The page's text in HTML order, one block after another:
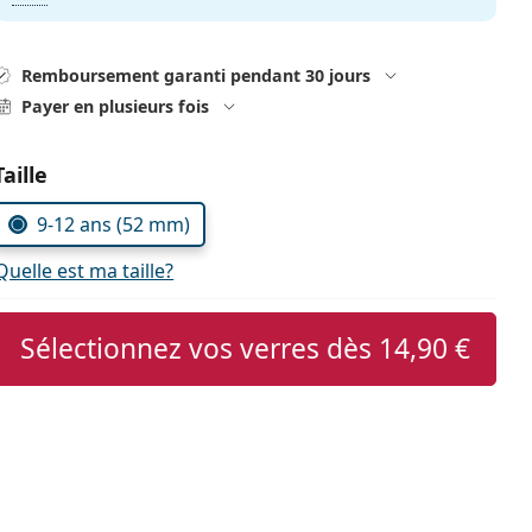
Remboursement garanti pendant 30 jours
Payer en plusieurs fois
les paramètres
9-12 ans (52 mm)
est ma taille?
Sélectionnez vos verres dès 14,90 €